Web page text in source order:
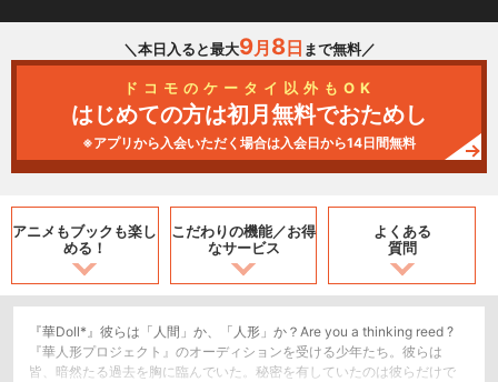
＼本日入ると最大9月 8日 まで無料／
ドコモのケータイ以外もOK
はじめての方は初月無料でおためし
※アプリから入会いただく場合は入会日から14日間無料
アニメもブックも楽し
める！
こだわりの機能／お得
なサービス
よくある
質問
『華Doll*』彼らは「人間」か、「人形」か？Are you a thinking reed ?
『華人形プロジェクト』のオーディションを受ける少年たち。彼らは
皆、暗然たる過去を胸に臨んでいた。秘密を有していたのは彼らだけで